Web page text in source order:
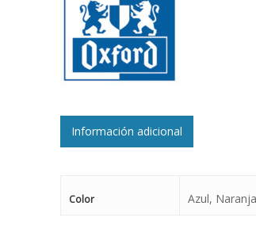
Información adicional
Color Azul,